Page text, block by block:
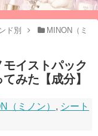
ド別
MINON（ミ
モイストパック
みた【成分】
（ミノン） , シート